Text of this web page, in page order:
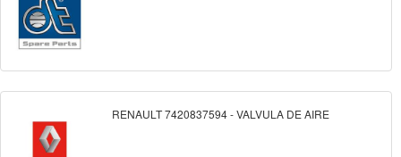
RENAULT 7420837594 - VALVULA DE AIRE